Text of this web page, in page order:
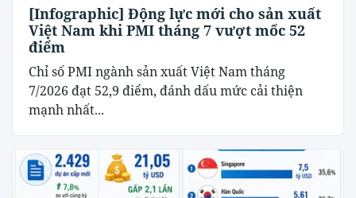
[Infographic] Động lực mới cho sản xuất
Việt Nam khi PMI tháng 7 vượt mốc 52
điểm
Chỉ số PMI ngành sản xuất Việt Nam tháng
7/2026 đạt 52,9 điểm, đánh dấu mức cải thiện
mạnh nhất...